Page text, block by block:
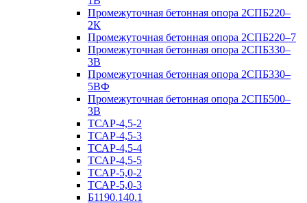
Промежуточная бетонная опора 2СПБ220–
2К
Промежуточная бетонная опора 2СПБ220–7
Промежуточная бетонная опора 2СПБ330–
3В
Промежуточная бетонная опора 2СПБ330–
5ВФ
Промежуточная бетонная опора 2СПБ500–
3В
ТСАР-4,5-2
ТСАР-4,5-3
ТСАР-4,5-4
ТСАР-4,5-5
ТСАР-5,0-2
ТСАР-5,0-3
Б1190.140.1